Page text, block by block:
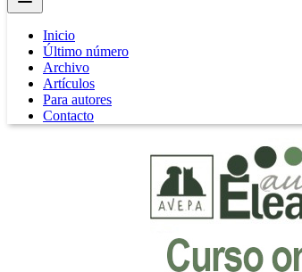
Inicio
Último número
Archivo
Artículos
Para autores
Contacto